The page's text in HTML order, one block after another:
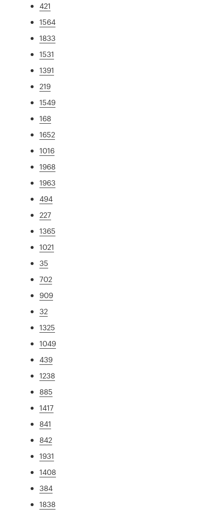
421
1564
1833
1531
1391
219
1549
168
1652
1016
1968
1963
494
227
1365
1021
35
702
909
32
1325
1049
439
1238
885
1417
841
842
1931
1408
384
1838